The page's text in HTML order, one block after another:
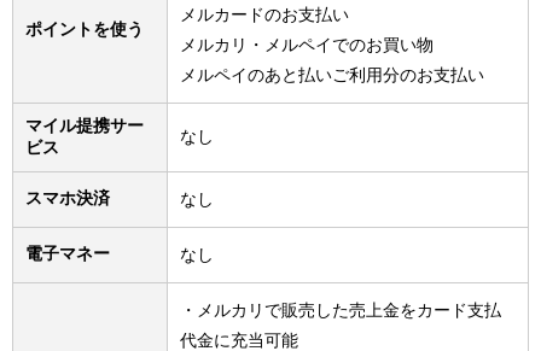
ポイントを使う
メルカードのお支払い
メルカリ・メルペイでのお買い物
メルペイのあと払いご利用分のお支払い
マイル提携サー
ビス
なし
スマホ決済 なし
電子マネー なし
・メルカリで販売した売上金をカード支払
代金に充当可能